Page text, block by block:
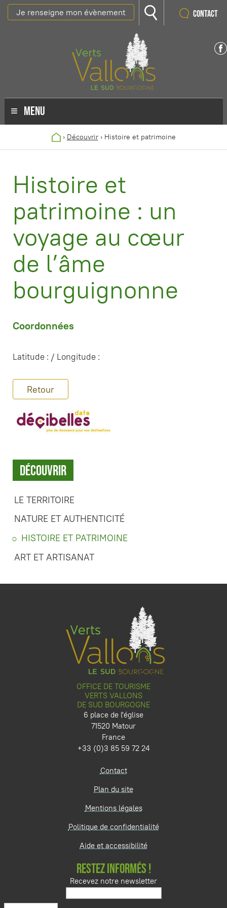
Je renseigne mon évènement Contact
MENU
› Découvrir› Histoire et patrimoine
Découvrir
LE TERRITOIRE
NATURE ET AUTHENTICITÉ
HISTOIRE ET PATRIMOINE
ART ET ARTISANAT
Histoire et
patrimoine : un
voyage au cœur
de l’âme
bourguignonne
Coordonnées
Latitude : / Longitude :
Retour
OFFICE DE TOURISME
VERTS VALLONS
DE SUD BOURGOGNE
6 place de l'église
71520 Matour
France
+33 (0)3 85 59 72 24
Contact
Plan du site
Mentions légales
Politique de confidentialité
Aide et accessibilité
RESTEZ INFORMÉS !
Recevez notre newsletter